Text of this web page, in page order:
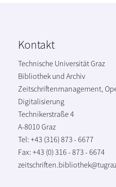
Kontakt
Technische Universität Graz
Bibliothek und Archiv
Zeitschriftenmanagement,
Digitalisierung
Technikerstraße 4
A-8010 Graz
Tel: +43 (316) 873 - 6677
Fax: +43 (0) 316 - 873 - 6674